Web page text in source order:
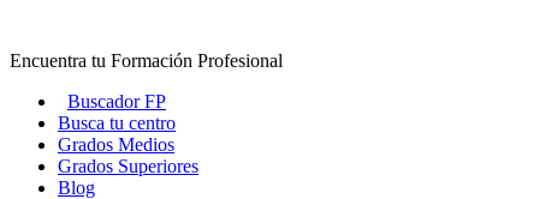
contenido
Encuentra tu Formación Profesional
Buscador FP
Busca tu centro
Grados Medios
Grados Superiores
Blog